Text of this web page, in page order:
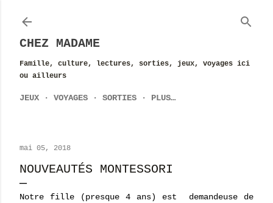
CHEZ MADAME
Famille, culture, lectures, sorties, jeux, voyages ici
ou ailleurs
JEUX VOYAGES SORTIES PLUS…
mai 05, 2018
NOUVEAUTÉS MONTESSORI
Notre fille (presque 4 ans) est demandeuse de